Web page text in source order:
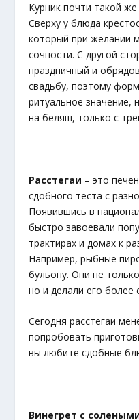
Курник почти такой
Сверху у блюда
который при желании
сочности. С другой
праздничный и
свадьбу, поэтому
ритуальное значение,
на беляш, только с
Расстегаи – это
сдобного теста с
Появившись в
быстро завоевали
трактирах и домах к
Например, рыбные
бульону. Они не
но и делали его более
Сегодня расстегаи
попробовать
вы любите сдобные
Винегрет с